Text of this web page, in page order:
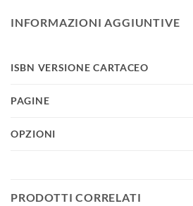
INFORMAZIONI AGGIUNTIVE
ISBN VERSIONE CARTACEO
PAGINE
OPZIONI
PRODOTTI CORRELATI